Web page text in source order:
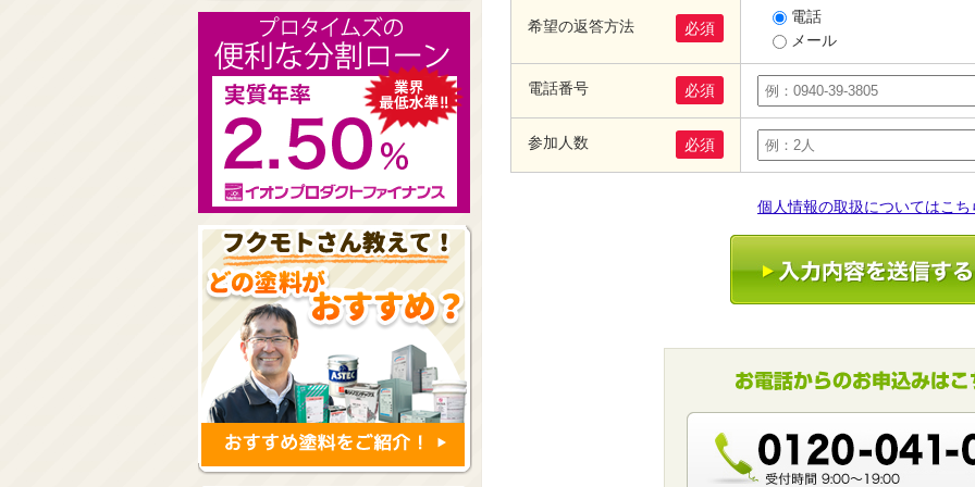
希望の返答方法 必須
電話
メール
電話番号 必須
参加人数 必須
個人情報の取扱についてはこち